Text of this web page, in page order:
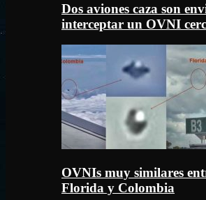
Dos aviones caza son
interceptar un OVNI
OVNIs muy similares
Florida y Colombia